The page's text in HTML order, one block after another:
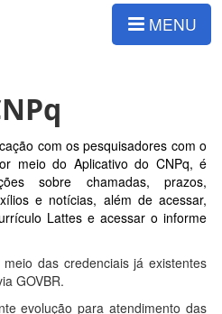
MENU
com os pesquisadores com o
meio do Aplicativo do CNPq, é
sobre chamadas, prazos,
e notícias, além de acessar,
Lattes e acessar o informe
das credenciais já existentes
GOVBR.
evolução para atendimento das